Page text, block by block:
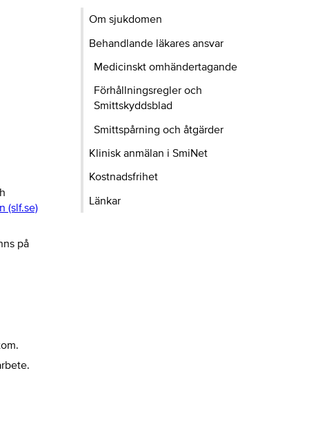
(slf.se)
på
Om sjukdomen
Behandlande läkares ansvar
Medicinskt omhändertagande
Förhållningsregler och
Smittskyddsblad
Smittspårning och åtgärder
Klinisk anmälan i SmiNet
Kostnadsfrihet
Länkar